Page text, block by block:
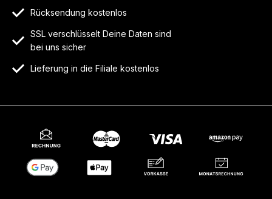
Rücksendung kostenlos
SSL verschlüsselt Deine Daten sind
bei uns sicher
Lieferung in die Filiale kostenlos